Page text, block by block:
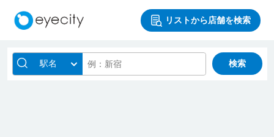
リストから店舗を検索
駅名 検索